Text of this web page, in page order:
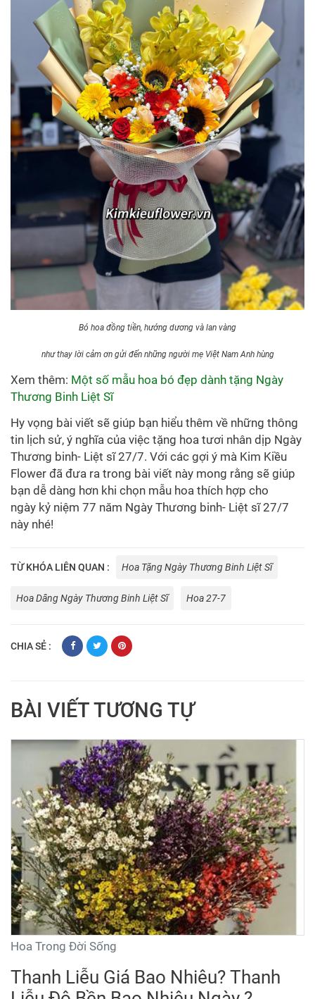
Bó hoa đồng tiền, hướng dương và lan vàng
như thay lời cảm ơn gửi đến những người mẹ Việt Nam Anh hùng
Xem thêm: Một số mẫu hoa bó đẹp dành tặng Ngày
Thương Binh Liệt Sĩ
Hy vọng bài viết sẽ giúp bạn hiểu thêm về những thông
tin lịch sử, ý nghĩa của việc tặng hoa tươi nhân dịp Ngày
Thương binh- Liệt sĩ 27/7. Với các gợi ý mà Kim Kiều
Flower đã đưa ra trong bài viết này mong rằng sẽ giúp
bạn dễ dàng hơn khi chọn mẫu hoa thích hợp cho
ngày kỷ niệm 77 năm Ngày Thương binh- Liệt sĩ 27/7
này nhé!
TỪ KHÓA LIÊN QUAN : Hoa Tặng Ngày Thương Binh Liệt Sĩ
Hoa Dâng Ngày Thương Binh Liệt Sĩ Hoa 27-7
CHIA SẺ :
BÀI VIẾT TƯƠNG TỰ
Hoa Trong Đời Sống
Thanh Liễu Giá Bao Nhiêu? Thanh